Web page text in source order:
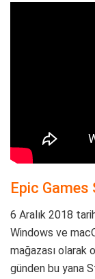
Epic Games
6 Aralık 2018
Windows ve
mağazası olarak
günden bu yana